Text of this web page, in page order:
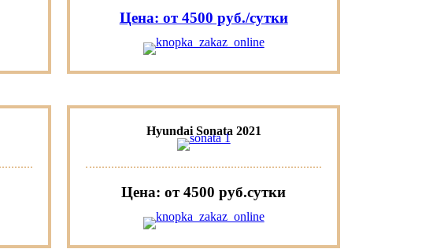
Цена: от 4500 руб./сутки
Hyundai Sonata 2021
Цена: от 4500 руб.cутки